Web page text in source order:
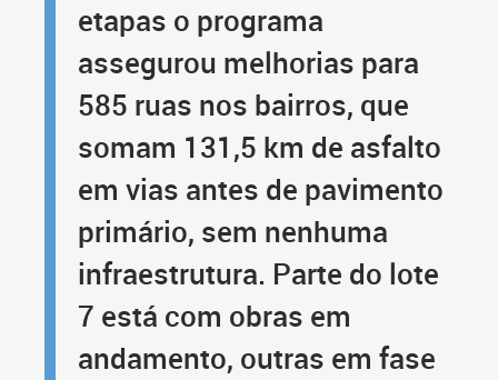
etapas o programa
assegurou melhorias para
585 ruas nos bairros, que
somam 131,5 km de asfalto
em vias antes de pavimento
primário, sem nenhuma
infraestrutura. Parte do lote
7 está com obras em
andamento, outras em fase